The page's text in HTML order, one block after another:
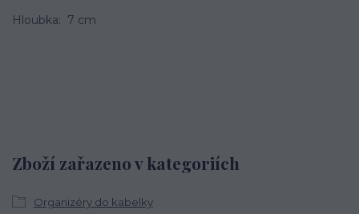
Hloubka: 7 cm
Zboží zařazeno v kategoriích
Organizéry do kabelky